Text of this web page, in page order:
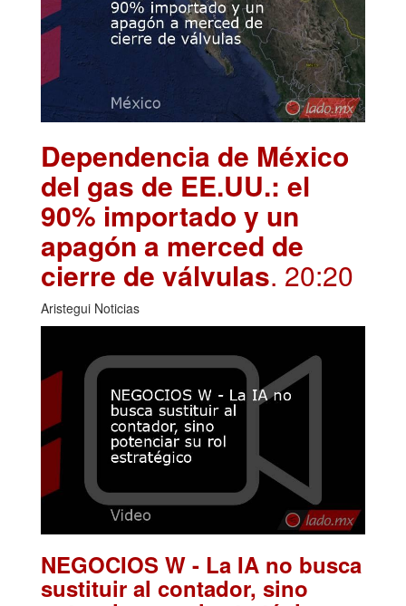
Dependencia de México
del gas de EE.UU.: el
90% importado y un
apagón a merced de
cierre de válvulas. 20:20
Aristegui Noticias
NEGOCIOS W - La IA no busca
sustituir al contador, sino